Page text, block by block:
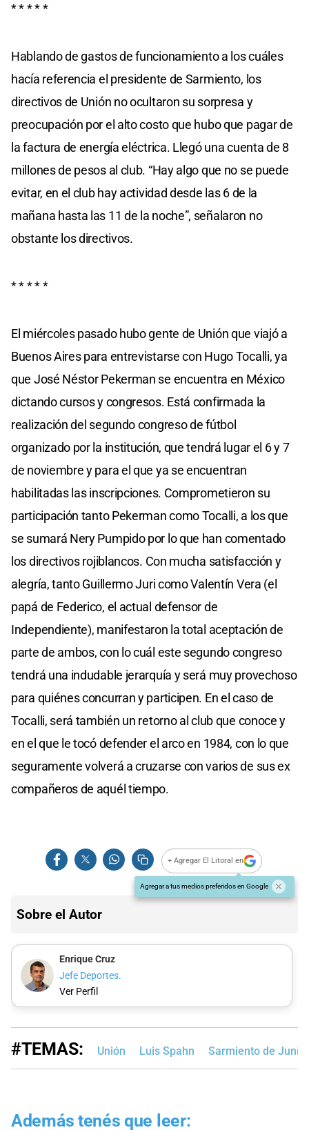
* * * * *
Hablando de gastos de funcionamiento a los cuáles
hacía referencia el presidente de Sarmiento, los
directivos de Unión no ocultaron su sorpresa y
preocupación por el alto costo que hubo que pagar de
la factura de energía eléctrica. Llegó una cuenta de 8
millones de pesos al club. “Hay algo que no se puede
evitar, en el club hay actividad desde las 6 de la
mañana hasta las 11 de la noche”, señalaron no
obstante los directivos.
* * * * *
El miércoles pasado hubo gente de Unión que viajó a
Buenos Aires para entrevistarse con Hugo Tocalli, ya
que José Néstor Pekerman se encuentra en México
dictando cursos y congresos. Está confirmada la
realización del segundo congreso de fútbol
organizado por la institución, que tendrá lugar el 6 y 7
de noviembre y para el que ya se encuentran
habilitadas las inscripciones. Comprometieron su
participación tanto Pekerman como Tocalli, a los que
se sumará Nery Pumpido por lo que han comentado
los directivos rojiblancos. Con mucha satisfacción y
alegría, tanto Guillermo Juri como Valentín Vera (el
papá de Federico, el actual defensor de
Independiente), manifestaron la total aceptación de
parte de ambos, con lo cuál este segundo congreso
tendrá una indudable jerarquía y será muy provechoso
para quiénes concurran y participen. En el caso de
Tocalli, será también un retorno al club que conoce y
en el que le tocó defender el arco en 1984, con lo que
seguramente volverá a cruzarse con varios de sus ex
compañeros de aquél tiempo.
+ Agregar El Litoral en
Agregar a tus medios preferidos en Google
Sobre el Autor
Enrique Cruz
Jefe Deportes.
Ver Perfil
#TEMAS: Unión Luis Spahn Sarmiento de Junín
Además tenés que leer: